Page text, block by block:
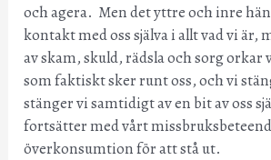
och agera. Men det yttre och inre
kontakt med oss själva i allt vad vi är,
av skam, skuld, rädsla och sorg orkar
som faktiskt sker runt oss, och vi
stänger vi samtidigt av en bit av oss
fortsätter med vårt
överkonsumtion för att stå ut.